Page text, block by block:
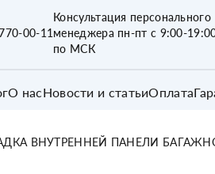
00-11
Консультация персонального
менеджера пн-пт с 9:00-
по МСК
О насНовости и статьиОплата
ВНУТРЕННЕЙ ПАНЕЛИ